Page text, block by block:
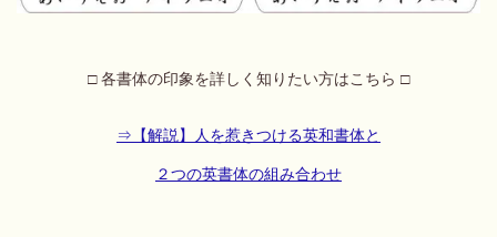
□ 各書体の印象を詳しく知りたい方はこちら □
⇒ 【解説】人を惹きつける英和書体と
２つの英書体の組み合わせ